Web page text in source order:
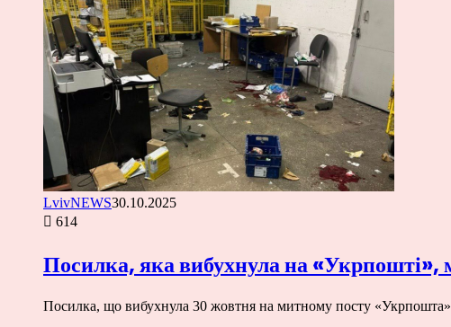
LvivNEWS30.10.2025
614
Посилка, яка вибухнула на «Укрпошті»,
Посилка, що вибухнула 30 жовтня на митному посту